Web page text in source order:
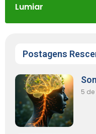
Lumiar
Postagens
5